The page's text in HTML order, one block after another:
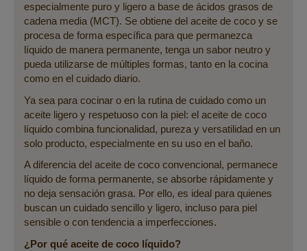
especialmente puro y ligero a base de ácidos grasos de
cadena media (MCT). Se obtiene del aceite de coco y se
procesa de forma específica para que permanezca
líquido de manera permanente, tenga un sabor neutro y
pueda utilizarse de múltiples formas, tanto en la cocina
como en el cuidado diario.
Ya sea para cocinar o en la rutina de cuidado como un
aceite ligero y respetuoso con la piel: el aceite de coco
líquido combina funcionalidad, pureza y versatilidad en un
solo producto, especialmente en su uso en el baño.
A diferencia del aceite de coco convencional, permanece
líquido de forma permanente, se absorbe rápidamente y
no deja sensación grasa. Por ello, es ideal para quienes
buscan un cuidado sencillo y ligero, incluso para piel
sensible o con tendencia a imperfecciones.
¿Por qué aceite de coco líquido?